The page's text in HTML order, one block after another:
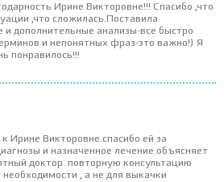
Ирине Викторовне!!! Спасибо ,что
,что сложилась.Поставила
и дополнительные анализы-все быстро
и непонятных фраз-это важно!) Я
понравилось!!!
Ирине Викторовне.спасибо ей за
и назначенное лечение.объясняет
доктор. повторную консультацию
необходимости , а не для выкачки